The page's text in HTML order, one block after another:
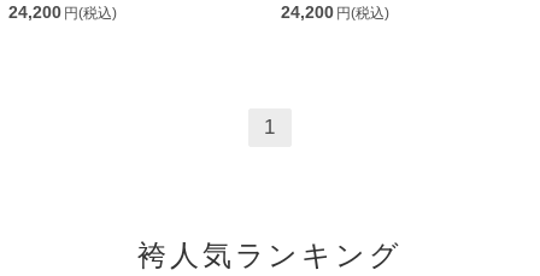
24,200 円(税込) 24,200 円(税込)
1
袴人気ランキング